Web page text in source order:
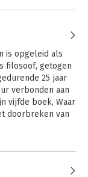
is opgeleid als
filosoof, getogen
25 jaar
verbonden aan
vijfde boek, Waar
doorbreken van
eigenaar. Waar